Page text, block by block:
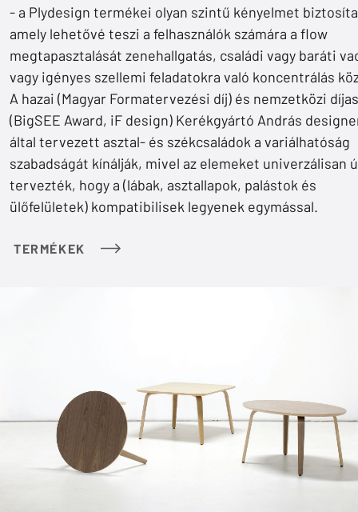
- a Plydesign termékei olyan szintű kényelmet
amely lehetővé teszi a felhasználók számára a flow
megtapasztalását zenehallgatás, családi vagy baráti
vagy igényes szellemi feladatokra való koncentrálás
A hazai (Magyar Formatervezési díj) és nemzetközi díjas
(BigSEE Award, iF design) Kerékgyártó András
által tervezett asztal- és székcsaládok a variálhatóság
szabadságát kínálják, mivel az elemeket univerzálisan
tervezték, hogy a (lábak, asztallapok, palástok és
ülőfelületek) kompatibilisek legyenek egymással.
TERMÉKEK